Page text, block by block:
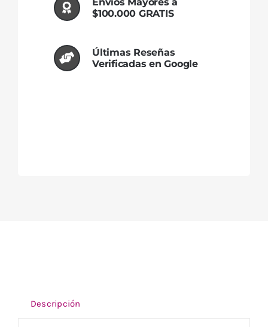
$100.000 GRATIS
Últimas Reseñas
Verificadas en Google
Descripción